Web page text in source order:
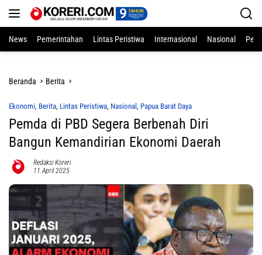
News
Pemerintahan Lintas Peristiwa Internasional Nasional
Beranda Berita
Ekonomi, Berita, Lintas Peristiwa, Nasional , Papua Barat Daya
Pemda di PBD Segera Berbenah Diri
Bangun Kemandirian Ekonomi Daerah
Redaksi Koreri
11 April 2025